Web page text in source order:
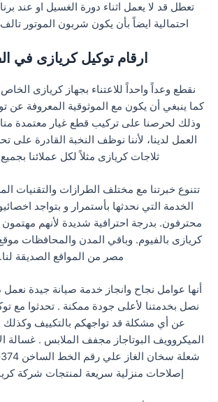
تعطل قد لا يعمل اثناء دورة الغسيل او عند
احتمالية ايضاً بأن يكون شربون الموتور
ارقام توكيل كريازى في
نقطع وعداً واحداً للاعتناء بجهاز كريازى
كما ينبغي أن يكون مع الموثوقية المعروفة عن
وذلك لحرصنا على تركيب قطع غيار معتمدة
العمل لدينا، لأننا نوظف النخبة القادرة على
ثلاجات كريازى مثلاً لكل عملائنا
تتنوع خبرتنا مع مختلف الطرازات والتقنيات
الخدمة التي نحدثها بأستمرار و بتواجد
محترفون. بدرجة احترافية شديدة لأنهم
كريازى بالفيوم. وباقي المدن والمحافظات
مصر من المواقع الصديقة لنا.
أنها عوامل نجاح وانجاز خدمة صيانة جيدة نعمل
نصل بخدمتنا لأعلى جودة ممكنة . تحدثوا مع
عن أي مشكلة قد تواجهكم بالتكييف وكذلك
إصلاحات منزلية سريعة لمنتجات شركة